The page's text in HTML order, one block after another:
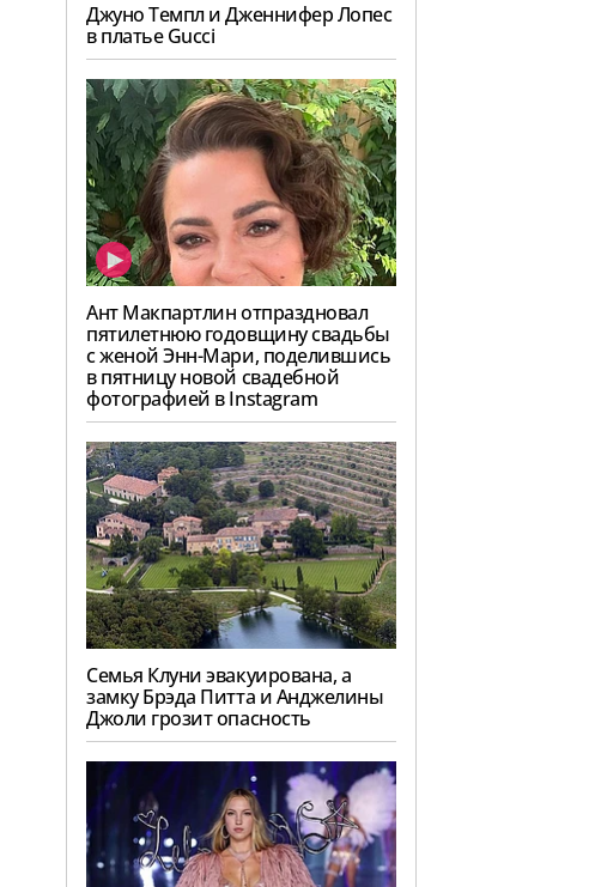
Джуно Темпл и Дженнифер Лопес
в платье Gucci
Ант Макпартлин отпраздновал
пятилетнюю годовщину свадьбы
с женой Энн-Мари, поделившись
в пятницу новой свадебной
фотографией в Instagram
Семья Клуни эвакуирована, а
замку Брэда Питта и Анджелины
Джоли грозит опасность